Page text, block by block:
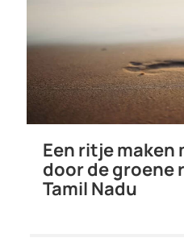
Een ritje maken
door de groene
Tamil Nadu